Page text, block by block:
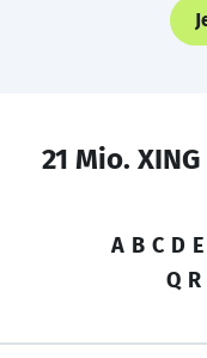
21 Mio.
A B C D E
Q R